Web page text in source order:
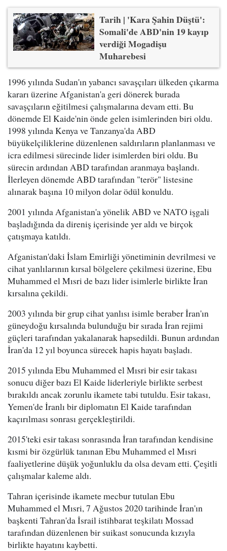
Tarih | 'Kara Şahin Düştü':
Somali'de ABD'nin 19 kayıp
verdiği Mogadişu
Muharebesi
1996 yılında Sudan'ın yabancı savaşçıları ülkeden çıkarma
kararı üzerine Afganistan'a geri dönerek burada
savaşçıların eğitilmesi çalışmalarına devam etti. Bu
dönemde El Kaide'nin önde gelen isimlerinden biri oldu.
1998 yılında Kenya ve Tanzanya'da ABD
büyükelçiliklerine düzenlenen saldırıların planlanması ve
icra edilmesi sürecinde lider isimlerden biri oldu. Bu
sürecin ardından ABD tarafından aranmaya başlandı.
İlerleyen dönemde ABD tarafından "terör" listesine
alınarak başına 10 milyon dolar ödül konuldu.
2001 yılında Afganistan'a yönelik ABD ve NATO işgali
başladığında da direniş içerisinde yer aldı ve birçok
çatışmaya katıldı.
Afganistan'daki İslam Emirliği yönetiminin devrilmesi ve
cihat yanlılarının kırsal bölgelere çekilmesi üzerine, Ebu
Muhammed el Mısri de bazı lider isimlerle birlikte İran
kırsalına çekildi.
2003 yılında bir grup cihat yanlısı isimle beraber İran'ın
güneydoğu kırsalında bulunduğu bir sırada İran rejimi
güçleri tarafından yakalanarak hapsedildi. Bunun ardından
İran'da 12 yıl boyunca sürecek hapis hayatı başladı.
2015 yılında Ebu Muhammed el Mısri bir esir takası
sonucu diğer bazı El Kaide liderleriyle birlikte serbest
bırakıldı ancak zorunlu ikamete tabi tutuldu. Esir takası,
Yemen'de İranlı bir diplomatın El Kaide tarafından
kaçırılması sonrası gerçekleştirildi.
2015'teki esir takası sonrasında İran tarafından kendisine
kısmi bir özgürlük tanınan Ebu Muhammed el Mısri
faaliyetlerine düşük yoğunluklu da olsa devam etti. Çeşitli
çalışmalar kaleme aldı.
Tahran içerisinde ikamete mecbur tutulan Ebu
Muhammed el Mısri, 7 Ağustos 2020 tarihinde İran'ın
başkenti Tahran'da İsrail istihbarat teşkilatı Mossad
tarafından düzenlenen bir suikast sonucunda kızıyla
birlikte hayatını kaybetti.